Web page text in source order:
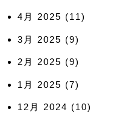
4月 2025 (11)
3月 2025 (9)
2月 2025 (9)
1月 2025 (7)
12月 2024 (10)